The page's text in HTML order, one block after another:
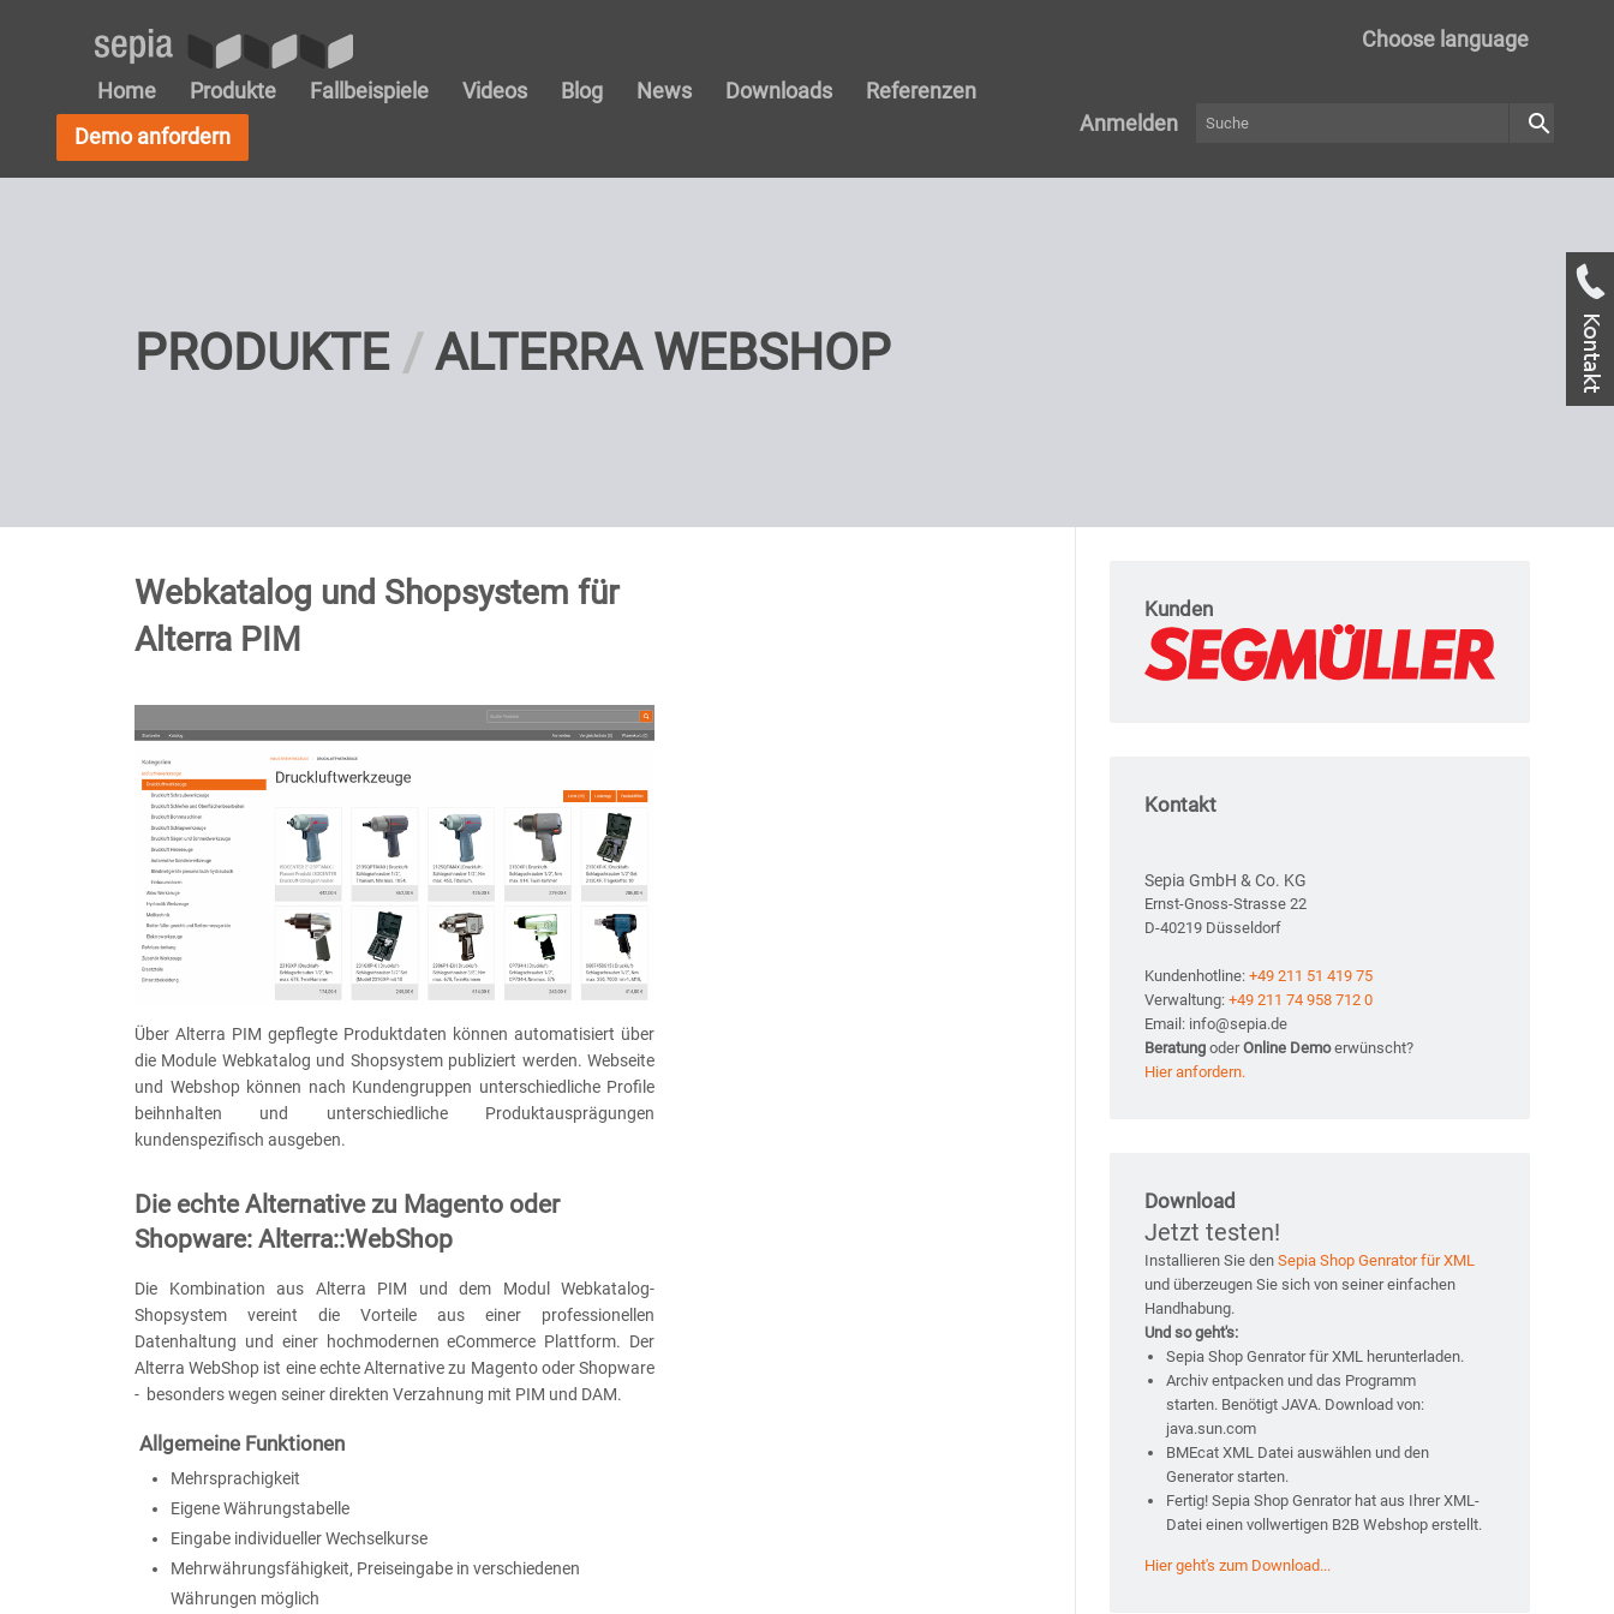
Choose language
Home Produkte Fallbeispiele Videos Blog News Downloads
Referenzen
Demo anfordern
Anmelden search
PRODUKTE ALTERRA WEBSHOP
Webkatalog und Shopsystem für
Alterra PIM
Über Alterra PIM gepflegte Produktdaten können automatisiert über
die Module Webkatalog und Shopsystem publiziert werden. Webseite
und Webshop können nach Kundengruppen unterschiedliche Profile
beihnhalten und unterschiedliche Produktausprägungen
kundenspezifisch ausgeben.
Die echte Alternative zu Magento oder
Shopware: Alterra::WebShop
Die Kombination aus Alterra PIM und dem Modul Webkatalog-
Shopsystem vereint die Vorteile aus einer professionellen
Datenhaltung und einer hochmodernen eCommerce Plattform. Der
Alterra WebShop ist eine echte Alternative zu Magento oder Shopware
- besonders wegen seiner direkten Verzahnung mit PIM und DAM.
Allgemeine Funktionen
Mehrsprachigkeit
Eigene Währungstabelle
Eingabe individueller Wechselkurse
Mehrwährungsfähigkeit, Preiseingabe in verschiedenen
Währungen möglich
Kunden
Kontakt
Sepia GmbH & Co. KG
Ernst-Gnoss-Strasse 22
D-40219 Düsseldorf
Kundenhotline: +49 211 51 419 75
Verwaltung: +49 211 74 958 712 0
Email: info@sepia.de
Beratung oderOnline Demoerwünscht?
Hier anfordern.
Download
Jetzt testen!
Installieren Sie den Sepia Shop Genrator für XML
und überzeugen Sie sich von seiner einfachen
Handhabung.
Und so geht's:
Sepia Shop Genrator für XML herunterladen.
Archiv entpacken und das Programm
starten. Benötigt JAVA. Download von:
java.sun.com
BMEcat XML Datei auswählen und den
Generator starten.
Fertig! Sepia Shop Genrator hat aus Ihrer XML-
Datei einen vollwertigen B2B Webshop erstellt.
Hier geht's zum Download...